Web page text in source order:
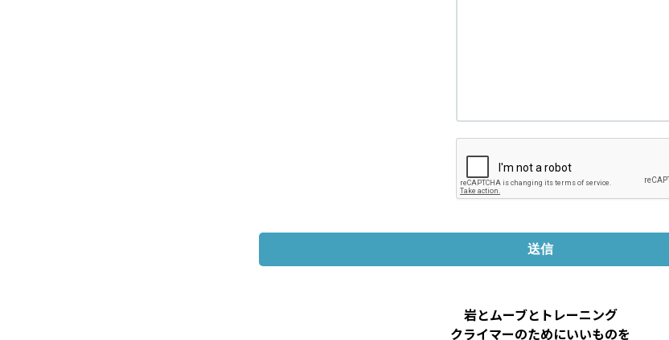
岩とムーブとトレーニング
クライマーのためにいいものを